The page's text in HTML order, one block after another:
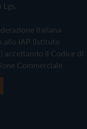
Italiana
allo IAP (Istituto
accettando il Codice di
Commerciale